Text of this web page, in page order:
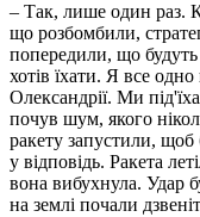
– Так, лише один раз.
що розбомбили,
попередили, що
хотів їхати. Я все
Олександрії. Ми
почув шум, якого
ракету запустили, щоб
у відповідь. Ракета
вона вибухнула. Удар
на землі почали